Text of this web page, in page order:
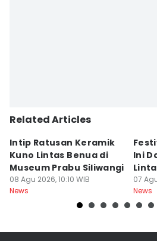
Related Articles
Intip Ratusan Keramik
Kuno Lintas Benua di
Museum Prabu Siliwangi
08 Agu 2026, 10:10 WIB
News
Ini
07
News